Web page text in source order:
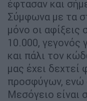
έφτασαν και
Σύμφωνα με τα
μόνο οι αφίξεις
10.000, γεγονός
και πάλι τον
μας έχει δεχτεί
προσφύγων, ενώ
Μεσόγειο είναι